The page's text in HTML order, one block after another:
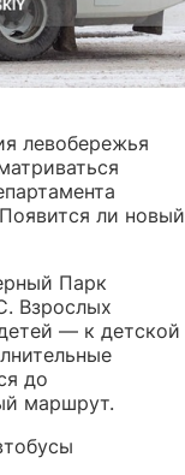
левобережья
ли новый
Парк
Взрослых
— к детской
до
маршрут.